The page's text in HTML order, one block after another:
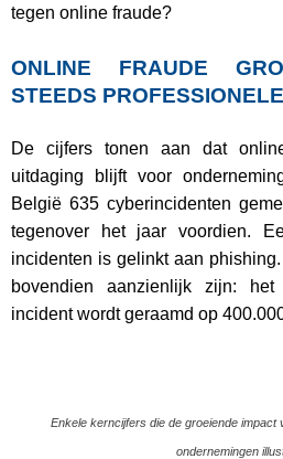
tegen online fraude?
ONLINE FRAUDE
STEEDS
De cijfers tonen aan dat
uitdaging blijft voor
België 635 cyberincidenten
tegenover het jaar voordien.
incidenten is gelinkt aan
bovendien aanzienlijk zijn:
incident wordt geraamd op
Enkele kerncijfers die de groeiende impact
ondernemingen